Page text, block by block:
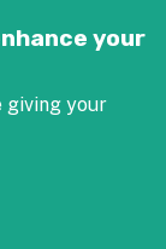
your
giving your